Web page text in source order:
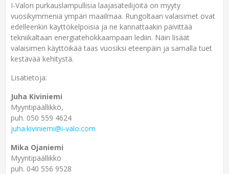
I-Valon purkauslampullisia laajasäteilijöitä on myyty
vuosikymmeniä ympäri maailmaa. Rungoltaan valaisimet ovat
edelleenkin käyttökelpoisia ja ne kannattaakin päivittää
tekniikaltaan energiatehokkaampaan lediin. Näin lisäät
valaisimen käyttöikää taas vuosiksi eteenpäin ja samalla tuet
kestävää kehitystä.
Juha Kiviniemi
Myyntipäällikkö,
puh. 050 559 4624
juha.kiviniemi@i-valo.com
Mika Ojaniemi
Myyntipäällikkö
puh. 040 556 9528